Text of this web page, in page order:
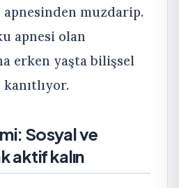
muzdarip.
apnesi olan
erken yaşta bilişsel
kanıtlıyor.
Sosyal ve
aktif kalın